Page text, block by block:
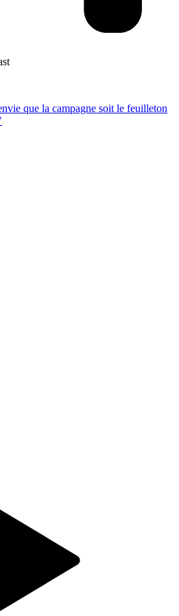
que la campagne soit le feuilleton